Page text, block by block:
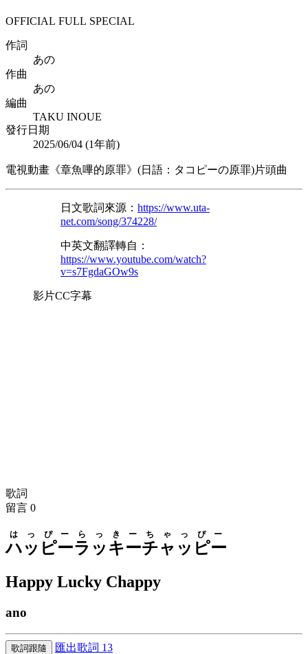
OFFICIAL FULL SPECIAL
作詞
あの
作曲
あの
編曲
TAKU INOUE
發行日期
2025/06/04 (1年前)
電視動畫《章魚嗶的原罪》(日語：タコピーの原罪)片頭曲
日文歌詞來源： https://www.uta-
net.com/song/374228/
中英文翻譯轉自：
https://www.youtube.com/watch?
v=s7FgdaGOw9s
影片CC字幕
歌詞
留言 0
ハッピー
はっぴー
ラッキー
らっきー
チャッピー
ちゃっぴー
Happy Lucky Chappy
ano
歌詞跟隨 匯出歌詞 13